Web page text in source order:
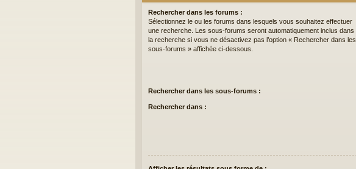
Rechercher dans les forums :
Sélectionnez le ou les forums dans lesquels vous souhaitez effectuer
une recherche. Les sous-forums seront automatiquement inclus dans
la recherche si vous ne désactivez pas l’option « Rechercher dans les
sous-forums » affichée ci-dessous.
Rechercher dans les sous-forums :
Rechercher dans :